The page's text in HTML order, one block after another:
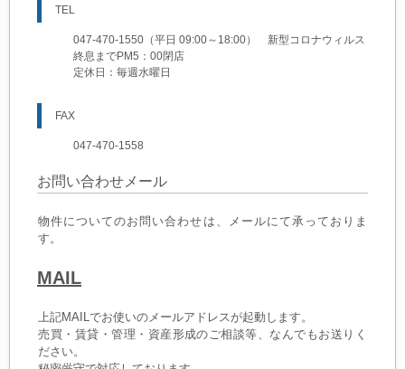
TEL
047-470-1550（平日 09:00～18:00） 新型コロナウィルス
終息までPM5：00閉店
定休日：毎週水曜日
FAX
047-470-1558
お問い合わせメール
物件についてのお問い合わせは、メールにて承っておりま
す。
MAIL
上記MAILでお使いのメールアドレスが起動します。
売買・賃貸・管理・資産形成のご相談等、なんでもお送りく
ださい。